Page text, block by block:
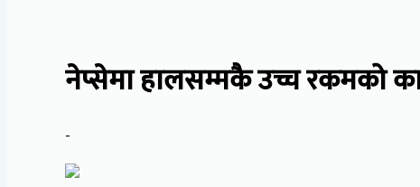
नेप्सेमा हालसम्मकै उच्च रकमको
-